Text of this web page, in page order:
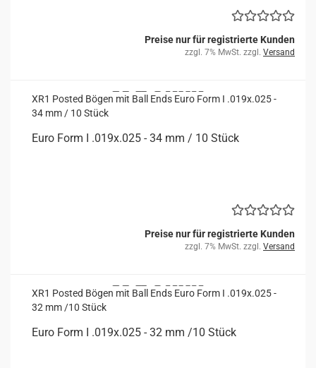
Preise nur für registrierte Kunden
zzgl. 7% MwSt. zzgl. Versand
XR1 Posted Bögen mit Ball Ends Euro Form I .019x.025 -
34 mm / 10 Stück
Euro Form I .019x.025 - 34 mm / 10 Stück
Preise nur für registrierte Kunden
zzgl. 7% MwSt. zzgl. Versand
XR1 Posted Bögen mit Ball Ends Euro Form I .019x.025 -
32 mm /10 Stück
Euro Form I .019x.025 - 32 mm /10 Stück